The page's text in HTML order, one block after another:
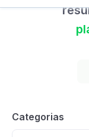
Categorias